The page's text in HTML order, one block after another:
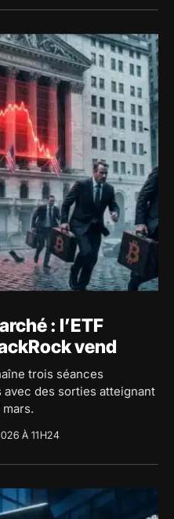
: l’ETF
vend
trois séances
des sorties atteignant
À 11H24